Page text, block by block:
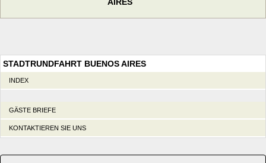
AIRES
STADTRUNDFAHRT BUENOS AIRES
INDEX
GÄSTE BRIEFE
KONTAKTIEREN SIE UNS